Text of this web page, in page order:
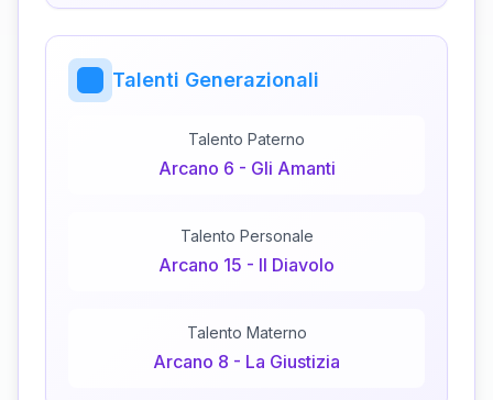
Talenti Generazionali
Talento Paterno
Arcano 6 - Gli Amanti
Talento Personale
Arcano 15 - Il Diavolo
Talento Materno
Arcano 8 - La Giustizia